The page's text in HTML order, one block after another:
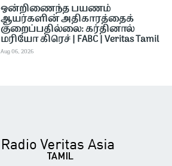
ஒன்றிணைந்த பயணம்
ஆயர்களின் அதிகாரத்தைக்
குறைப்பதில்லை: கர்தினால்
மரியோ கிரெச் | FABC | Veritas Tamil
Aug 06, 2026